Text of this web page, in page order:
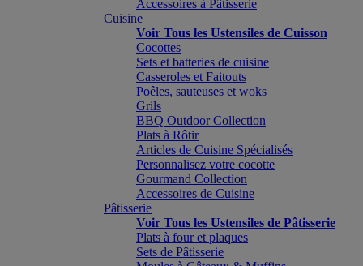
Accessoires à Pâtisserie
Cuisine
Voir Tous les Ustensiles de Cuisson
Cocottes
Sets et batteries de cuisine
Casseroles et Faitouts
Poêles, sauteuses et woks
Grils
BBQ Outdoor Collection
Plats à Rôtir
Articles de Cuisine Spécialisés
Personnalisez votre cocotte
Gourmand Collection
Accessoires de Cuisine
Pâtisserie
Voir Tous les Ustensiles de Pâtisserie
Plats à four et plaques
Sets de Pâtisserie